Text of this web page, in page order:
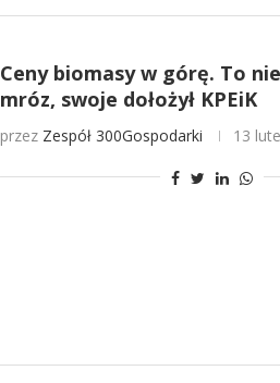
Ceny biomasy w górę. To
mróz, swoje dołożył KPEiK
przez Zespół 300Gospodarki 13